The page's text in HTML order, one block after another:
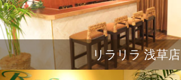
リラリラ 浅草店